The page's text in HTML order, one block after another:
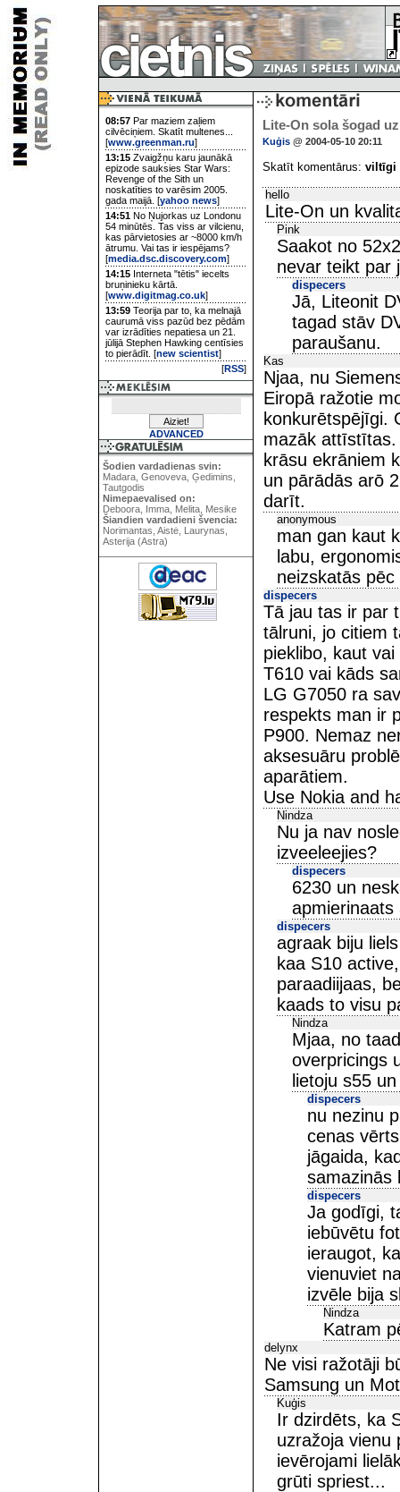
08:57 Par maziem zaļiem
cilvēciņiem. Skatīt multenes...
[www.greenman.ru]
13:15 Zvaigžņu karu jaunākā
epizode sauksies Star Wars:
Revenge of the Sith un
noskatīties to varēsim 2005.
gada maijā. [yahoo news]
14:51 No Ņujorkas uz Londonu
54 minūtēs. Tas viss ar vilcienu,
kas pārvietosies ar ~8000 km/h
ātrumu. Vai tas ir iespējams?
[media.dsc.discovery.com]
14:15 Interneta "tētis" iecelts
bruņinieku kārtā.
[www.digitmag.co.uk]
13:59 Teorija par to, ka melnajā
caurumā viss pazūd bez pēdām
var izrādīties nepatiesa un 21.
jūlijā Stephen Hawking centīsies
to pierādīt. [new scientist]
[RSS]
ADVANCED
Šodien vardadienas svin:
Madara, Genoveva, Ģedimins,
Tautgodis
Nimepaevalised on:
Deboora, Imma, Melita, Mesike
Šiandien vardadieni švencia:
Norimantas, Aistė, Laurynas,
Asterija (Astra)
Lite-On sola šogad
Kuģis @ 2004-05-10 20:11
Skatīt komentārus: viltīgi
hello
Lite-On un
Pink
Saakot no
nevar teikt par
dispecers
Jā, Liteonit
tagad stāv
paraušanu.
Kas
Njaa, nu
Eiropā ražotie
konkurētspējīgi.
mazāk attīstītas.
krāsu ekrāniem
un pārādās arō
darīt.
anonymous
man gan kaut
labu,
neizskatās
dispecers
Tā jau tas ir par
tālruni, jo citiem
pieklibo, kaut
T610 vai kāds
LG G7050 ra
respekts man ir
P900. Nemaz
aksesuāru
aparātiem.
Use Nokia and
Nindza
Nu ja nav
izveeleejies?
dispecers
6230 un
apmierinaats
dispecers
agraak biju
kaa S10
paraadiijaas,
kaads to visu
Nindza
Mjaa, no
overpricings
lietoju s55
dispecers
nu nezinu
cenas
jāgaida,
samazinās
dispecers
Ja godīgi,
iebūvētu
ieraugot,
vienuviet
izvēle bija
Nindza
Katram
delynx
Ne visi ražotāji
Samsung un
Kuģis
Ir dzirdēts, ka
uzražoja vienu
ievērojami
grūti spriest...